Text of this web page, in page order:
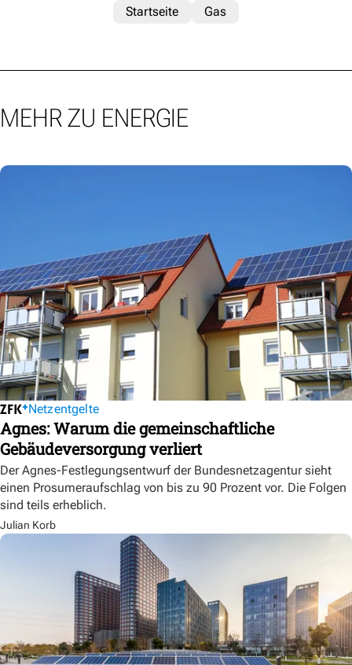
Startseite
Gas
MEHR ZU ENERGIE
Netzentgelte
Agnes: Warum die gemeinschaftliche
Gebäudeversorgung verliert
Der Agnes-Festlegungsentwurf der Bundesnetzagentur sieht
einen Prosumeraufschlag von bis zu 90 Prozent vor. Die Folgen
sind teils erheblich.
Julian Korb